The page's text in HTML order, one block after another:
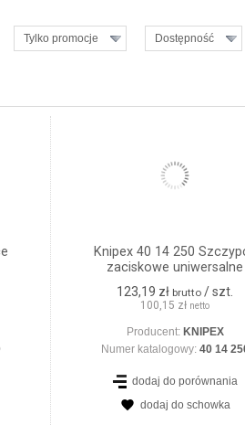
Tylko promocje Dostępność
Knipex 40 14 250
zaciskowe uniwersalne
123,19 zł brutto / szt.
100,15 zł netto
Producent: KNIPEX
Numer katalogowy: 40 14
dodaj do porównania
dodaj do schowka